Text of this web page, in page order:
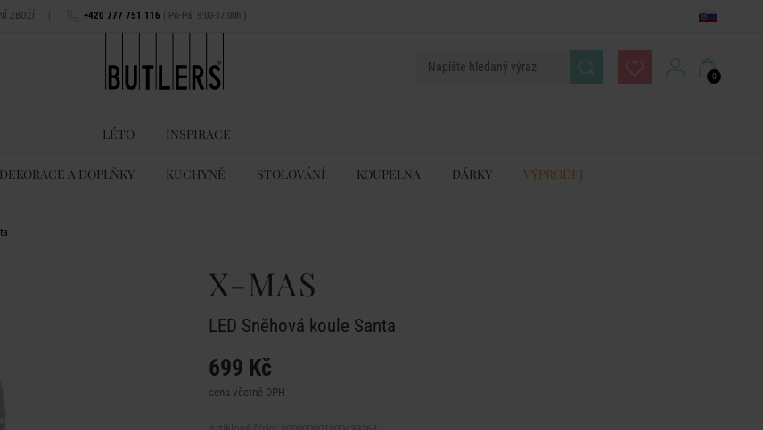
ZBOŽÍ | +420 777 751 116 ( Po-Pá: 9:00-17:00h )
0
LÉTO INSPIRACE
DEKORACE A DOPLŇKY KUCHYNĚ STOLOVÁNÍ KOUPELNA DÁRKY VÝPRODEJ
X-MAS
LED Sněhová koule Santa
699 Kč
cena včetně DPH